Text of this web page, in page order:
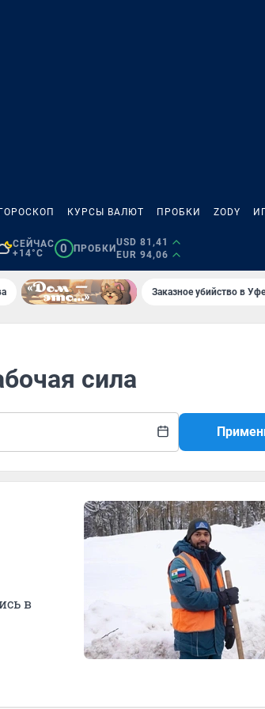
ГОРОСКОП КУРСЫ ВАЛЮТ ПРОБКИ ZODY
СЕЙЧАС
+14°C
0 ПРОБКИ
USD 81,41
EUR 94,06
Заказное убийство в
сила
в